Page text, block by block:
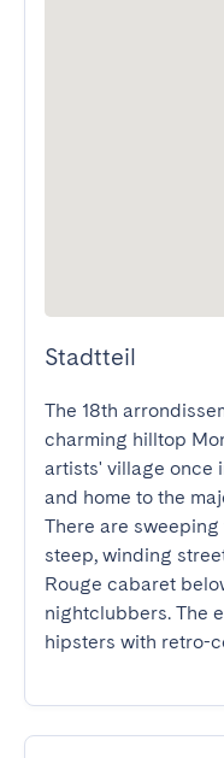
Stadtteil
The 18th
charming hilltop
artists' village once
and home to the
There are
steep, winding
Rouge cabaret
nightclubbers. The
hipsters with retro-